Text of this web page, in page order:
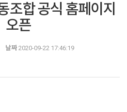
조합 공식 홈페이지
오픈
날짜2020-09-22 17:46:19